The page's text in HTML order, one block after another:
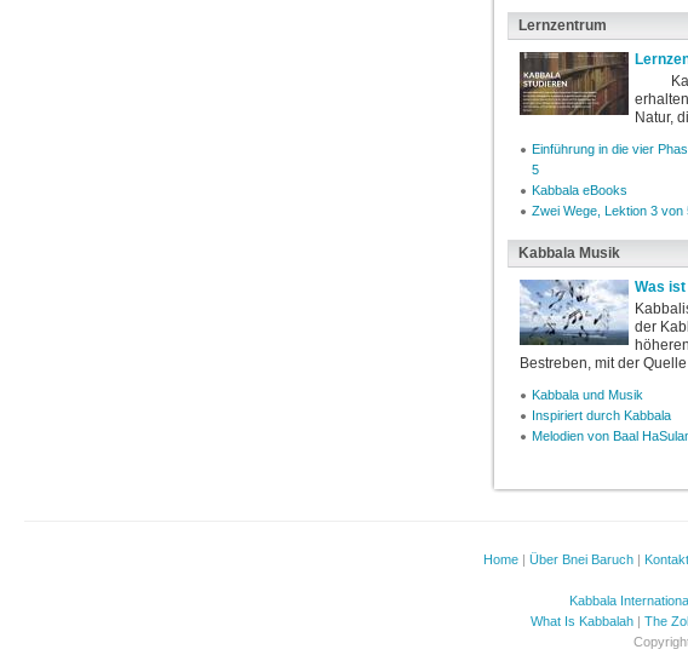
Lernzentrum
Natur,
Einführung in die vier
5
Kabbala eBooks
Zwei Wege, Lektion 3 von
Kabbala Musik
Was
der
Bestreben, mit der
Kabbala und Musik
Inspiriert durch Kabbala
Melodien von Baal
Home| Über Bnei Baruch| Kontakt
Kabbala International
What Is Kabbalah| The